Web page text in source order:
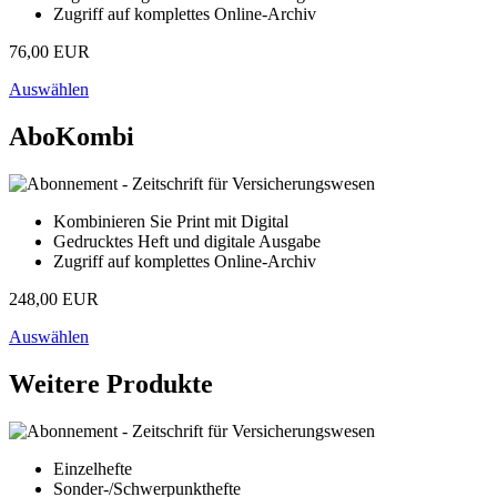
Zugriff auf komplettes Online-Archiv
76,00 EUR
Auswählen
AboKombi
Kombinieren Sie Print mit Digital
Gedrucktes Heft und digitale Ausgabe
Zugriff auf komplettes Online-Archiv
248,00 EUR
Auswählen
Weitere Produkte
Einzelhefte
Sonder-/Schwerpunkthefte